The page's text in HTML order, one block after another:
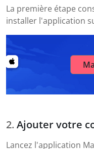
La première étape
installer l'application
Ajouter votre
Lancez l'application